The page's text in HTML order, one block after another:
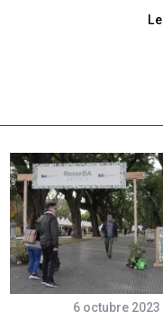
6 octubre 2023